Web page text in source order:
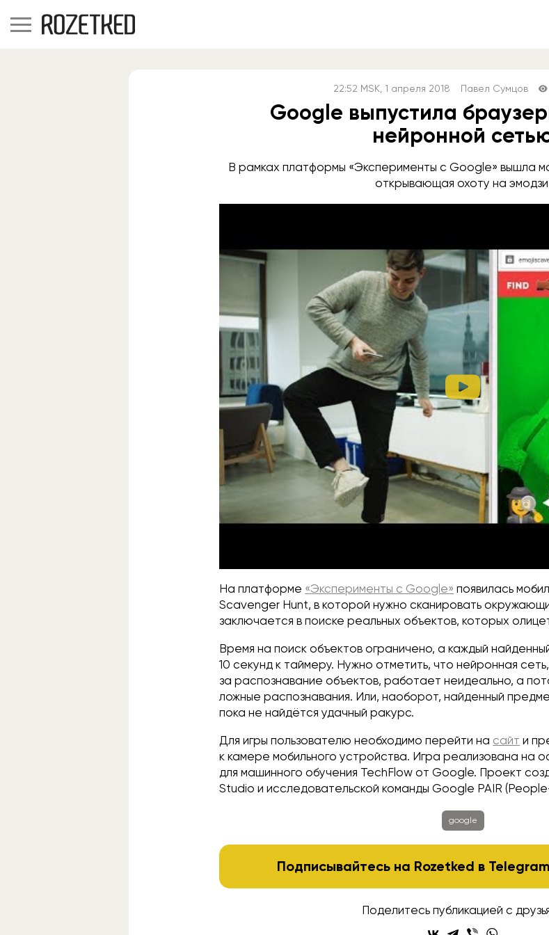
22:52 MSK, 1 апреля 2018 Павел Сумцов
Google выпустила
нейронной
В рамках платформы «Эксперименты с Google» вышла
открывающая охоту на
На платформе «Эксперименты с Google» появилась
Scavenger Hunt, в которой нужно сканировать
заключается в поиске реальных объектов, которых
Время на поиск объектов ограничено, а каждый
10 секунд к таймеру. Нужно отметить, что нейронная
за распознавание объектов, работает неидеально, а
ложные распознавания. Или, наоборот, найденный
пока не найдётся удачный ракурс.
Для игры пользователю необходимо перейти на сайт и
к камере мобильного устройства. Игра реализована на
для машинного обучения TechFlow от Google. Проект
Studio и исследовательской команды Google PAIR
google
Подписывайтесь на Rozetked в Telegram
Поделитесь публикацией с